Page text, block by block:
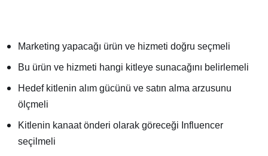
Marketing yapacağı ürün ve hizmeti doğru seçmeli
Bu ürün ve hizmeti hangi kitleye sunacağını belirlemeli
Hedef kitlenin alım gücünü ve satın alma arzusunu
ölçmeli
Kitlenin kanaat önderi olarak göreceği Influencer
seçilmeli